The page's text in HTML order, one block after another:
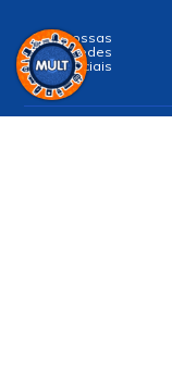
Siga nossas
Redes
Sociais